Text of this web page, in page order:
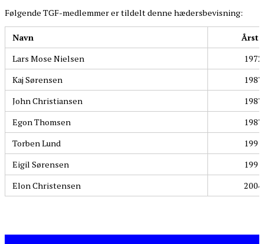
Følgende TGF-medlemmer er tildelt denne hædersbevisning:
Navn
Lars Mose Nielsen
1972
Kaj Sørensen
1987
John Christiansen
1987
Egon Thomsen
1987
Torben Lund
1991
Eigil Sørensen
1991
Elon Christensen
2004